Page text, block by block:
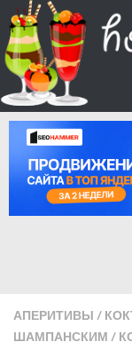
АПЕРИТИВЫ /
ШАМПАНСКИМ /